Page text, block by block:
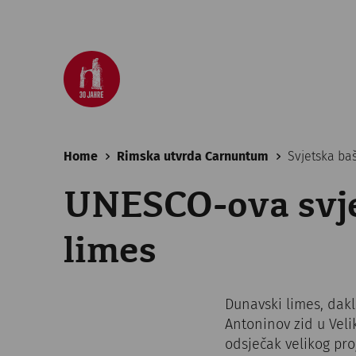
Home Rimska utvrda Carnuntum Svjetska
UNESCO-ova
limes
Dunavski limes,
Antoninov zid u
odsječak velikog